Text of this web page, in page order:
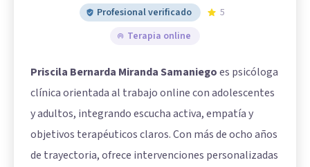
Profesional verificado
5
Terapia online
Priscila Bernarda Miranda Samaniegoes psicóloga
clínica orientada al trabajo online con adolescentes
y adultos, integrando escucha activa, empatía y
objetivos terapéuticos claros. Con más de ocho años
de trayectoria, ofrece intervenciones personalizadas